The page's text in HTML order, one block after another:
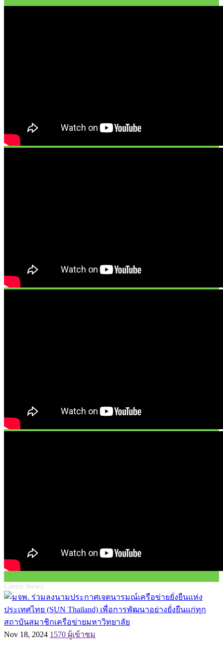
Green News
Nov 18, 2024 1570 ผู้เข้าชม